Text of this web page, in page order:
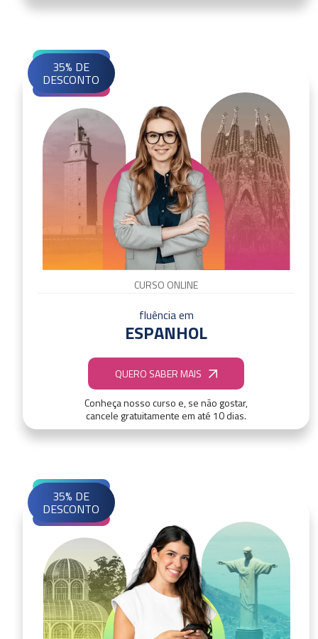
CURSO ONLINE
fluência em
ESPANHOL
QUERO SABER MAIS
Conheça nosso curso e, se não gostar,
cancele gratuitamente em até 10 dias.
35% DE
DESCONTO
35% DE
DESCONTO